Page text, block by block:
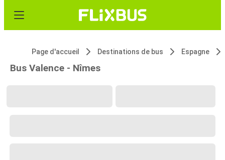
Page d'accueil Destinations de bus Espagne
Bus Valence - Nîmes